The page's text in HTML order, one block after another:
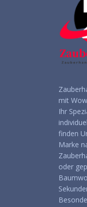
mit
Ihr
finden
Marke
oder